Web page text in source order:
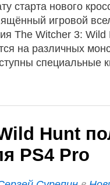
старта нового
игровой
The Witcher 3: Wild
на различных
Hunt
PS4 Pro